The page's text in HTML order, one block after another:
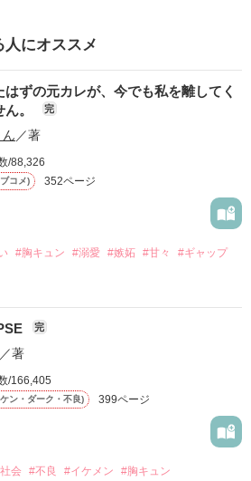
人にオススメ
はずの元カレが、今でも私を離してく
ん。
完
／著
/88,326
コメ) 352ページ
#胸キュン #溺愛 #嫉妬 #甘々 #ギャップ
選んだ。」
怖かった。
好きだった彼を自分から振った。
ていたのに、
彼は、隣の学校で”王子様”と呼ばれる
完
著
/166,405
ン・ダーク・不良) 399ページ
会 #不良 #イケメン #胸キュン